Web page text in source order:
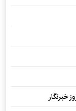
خبرنگار